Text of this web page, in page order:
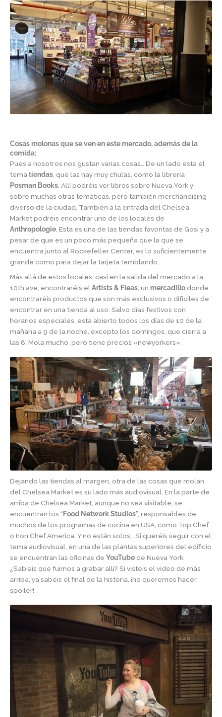
Cosas molonas que se ven en este mercado, además de la
comida:
Pues a nosotros nos gustan varias cosas… De un lado está el
tema tiendas , que las hay muy chulas, como la librería
Posman Books . Allí podréis ver libros sobre Nueva York y
sobre muchas otras temáticas, pero también merchandising
diverso de la ciudad. También a la entrada del Chelsea
Market podréis encontrar uno de los locales de
Anthropologie . Esta es una de las tiendas favoritas de Gosi y a
pesar de que es un poco más pequeña que la que se
encuentra junto al Rockefeller Center, es lo suficientemente
grande como para dejar la tarjeta temblando.
Más allá de estos locales, casi en la salida del mercado a la
10th ave, encontraréis el Artists & Fleas , un mercadillo donde
encontraréis productos que son más exclusivos o difíciles de
encontrar en una tienda al uso. Salvo días festivos con
horarios especiales, está abierto todos los días de 10 de la
mañana a 9 de la noche, excepto los domingos, que cierra a
las 8. Mola mucho, pero tiene precios «newyorkers».
Dejando las tiendas al margen, otra de las cosas que molan
del Chelsea Market es su lado más audiovisual. En la parte de
arriba de Chelsea Market, aunque no sea visitable, se
encuentran los “ Food Network Studios”, responsables de
muchos de los programas de cocina en USA, como Top Chef
o Iron Chef America. Y no están solos… Si queréis seguir con el
tema audiovisual, en una de las plantas superiores del edificio
se encuentran las oficinas de YouTube de Nueva York.
¿Sabíais que fuimos a grabar allí? Si visteis el vídeo de más
arriba, ya sabéis el final de la historia, ¡no queremos hacer
spoiler!